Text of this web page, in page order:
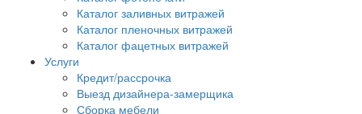
Каталог заливных витражей
Каталог пленочных витражей
Каталог фацетных витражей
Услуги
Кредит/рассрочка
Выезд дизайнера-замерщика
Сборка мебели